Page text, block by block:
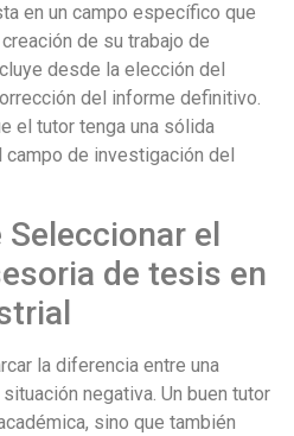
en un campo específico que
de su trabajo de
desde la elección del
del informe definitivo.
el tutor tenga una sólida
de investigación del
el
de tesis en
la diferencia entre una
negativa. Un buen tutor
sino que también